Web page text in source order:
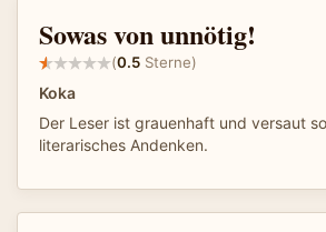
Sowas von unnötig!
(0.5 Sterne)
Koka
Der Leser ist grauenhaft und versaut
literarisches Andenken.